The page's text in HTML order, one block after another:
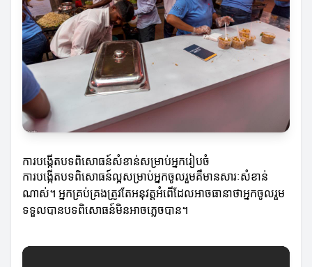
ការបង្កើតបទពិសោធន៍សំខាន់សម្រាប់អ្នករៀបចំ
ការបង្កើតបទពិសោធន៍ល្អសម្រាប់អ្នកចូលរួមគឺមានសារៈសំខាន់
ណាស់។ អ្នកគ្រប់គ្រងត្រូវតែអនុវត្តអំពើដែលអាចធានាថាអ្នកចូលរួម
ទទួលបានបទពិសោធន៍មិនអាចភ្លេចបាន។